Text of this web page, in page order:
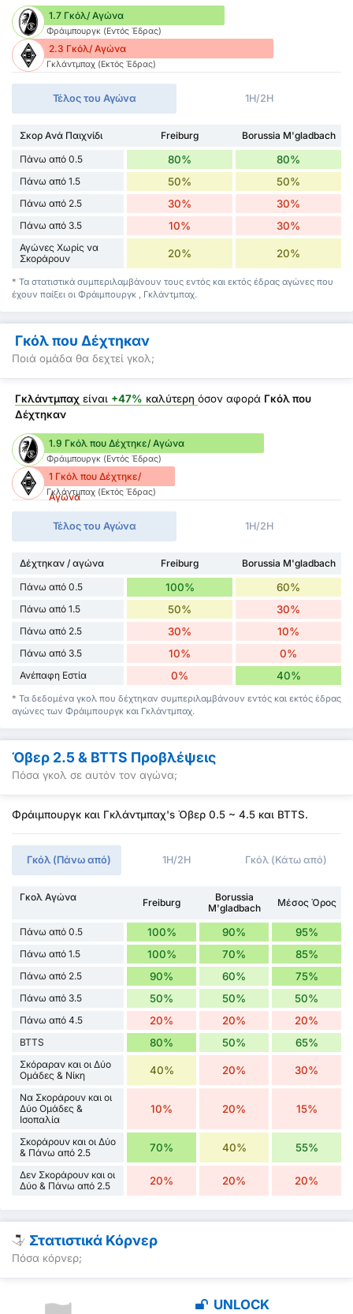
1.7 Γκόλ/ Αγώνα
Φράιμπουργκ (Εντός Έδρας)
2.3 Γκόλ/ Αγώνα
Γκλάντμπαχ (Εκτός Έδρας)
Τέλος του Αγώνα 1H/2H
Σκορ Ανά Παιχνίδι Freiburg
Borussia M'gladbach
Πάνω από 0.5
80% 80%
Πάνω από 1.5 50% 50%
Πάνω από 2.5 30% 30%
Πάνω από 3.5 10% 30%
Αγώνες Χωρίς να
Σκοράρουν
20% 20%
* Τα στατιστικά συμπεριλαμβάνουν τους εντός και εκτός έδρας αγώνες που
έχουν παίξει οι Φράιμπουργκ , Γκλάντμπαχ.
Γκόλ που Δέχτηκαν
Ποιά ομάδα θα δεχτεί γκολ;
Γκλάντμπαχ είναι +47% καλύτερη όσον αφορά Γκόλ που
Δέχτηκαν
1.9 Γκόλ που Δέχτηκε/ Αγώνα
Φράιμπουργκ (Εντός Έδρας)
1 Γκόλ που Δέχτηκε/
Αγώνα
Γκλάντμπαχ (Εκτός Έδρας)
Τέλος του Αγώνα 1H/2H
Δέχτηκαν / αγώνα Freiburg
Borussia M'gladbach
Πάνω από 0.5
100% 60%
Πάνω από 1.5 50% 30%
Πάνω από 2.5 30% 10%
Πάνω από 3.5 10% 0%
Ανέπαφη Εστία 0% 40%
* Τα δεδομένα γκολ που δέχτηκαν συμπεριλαμβάνουν εντός και εκτός έδρας
αγώνες των Φράιμπουργκ και Γκλάντμπαχ.
Όβερ 2.5 & BTTS Προβλέψεις
Πόσα γκολ σε αυτόν τον αγώνα;
Φράιμπουργκ και Γκλάντμπαχ's Όβερ 0.5 ~ 4.5 και BTTS.
Γκόλ (Πάνω από) 1H/2H Γκόλ (Κάτω από)
Γκολ Αγώνα Freiburg
Borussia
M'gladbach
Μέσος Όρος
Πάνω από 0.5 100% 90% 95%
Πάνω από 1.5 100% 70% 85%
Πάνω από 2.5 90% 60% 75%
Πάνω από 3.5 50% 50% 50%
Πάνω από 4.5 20% 20% 20%
BTTS 80% 50% 65%
Σκόραραν και οι Δύο
Ομάδες & Νίκη
40% 20% 30%
Να Σκοράρουν και οι
Δύο Ομάδες &
Ισοπαλία
10% 20% 15%
Σκοράρουν και οι Δύο
& Πάνω από 2.5
70% 40% 55%
Δεν Σκοράρουν και οι
Δύο & Πάνω από 2.5
20% 20% 20%
Στατιστικά Κόρνερ
Πόσα κόρνερ;
UNLOCK